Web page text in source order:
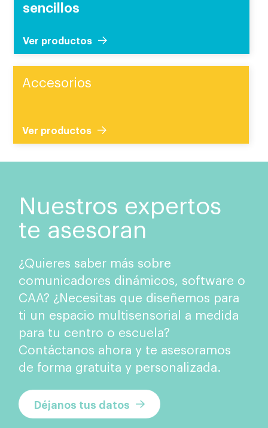
sencillos
Ver productos
Accesorios
Ver productos
Nuestros expertos
te asesoran
¿Quieres saber más sobre
comunicadores dinámicos, software o
CAA? ¿Necesitas que diseñemos para
ti un espacio multisensorial a medida
para tu centro o escuela?
Contáctanos ahora y te asesoramos
de forma gratuita y personalizada.
Déjanos tus datos